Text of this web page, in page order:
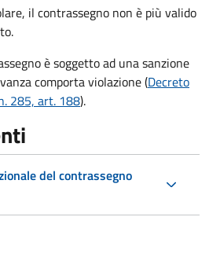
il contrassegno non è più valido
è soggetto ad una sanzione
comporta violazione (Decreto
285, art. 188).
del contrassegno